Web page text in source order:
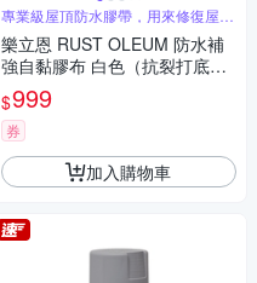
專業級屋頂防水膠帶，用來修復屋頂
漏水問題
樂立恩 RUST OLEUM 防水補
強自黏膠布 白色（抗裂打底／1
0.2x490cm）373135
$999
券
加入購物車